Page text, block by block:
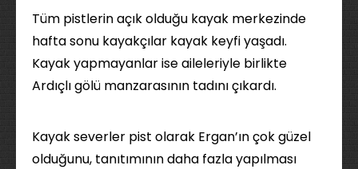
Tüm pistlerin açık olduğu kayak merkezinde
hafta sonu kayakçılar kayak keyfi yaşadı.
Kayak yapmayanlar ise aileleriyle birlikte
Ardıçlı gölü manzarasının tadını çıkardı.
Kayak severler pist olarak Ergan’ın çok güzel
olduğunu, tanıtımının daha fazla yapılması